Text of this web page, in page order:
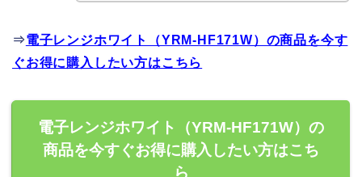
⇒電子レンジホワイト（YRM-HF171W）の商品を今す
ぐお得に購入したい方はこちら
電子レンジホワイト（YRM-HF171W）の
商品を今すぐお得に購入したい方はこち
ら